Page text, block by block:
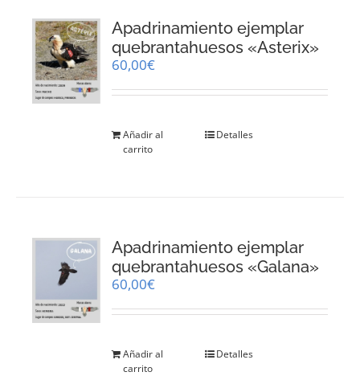
CONTACTO
CARRITO
Apadrinamiento ejemplar
quebrantahuesos «Asterix»
60,00€
Añadir al
carrito
Detalles
Apadrinamiento ejemplar
quebrantahuesos «Galana»
60,00€
Añadir al
carrito
Detalles